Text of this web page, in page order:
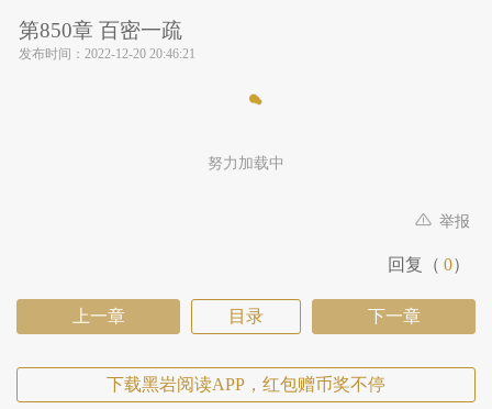
第850章 百密一疏
发布时间： 2022-12-20 20:46:21
努力加载中
举报
回复（ 0）
上一章 目录 下一章
下载黑岩阅读APP，红包赠币奖不停